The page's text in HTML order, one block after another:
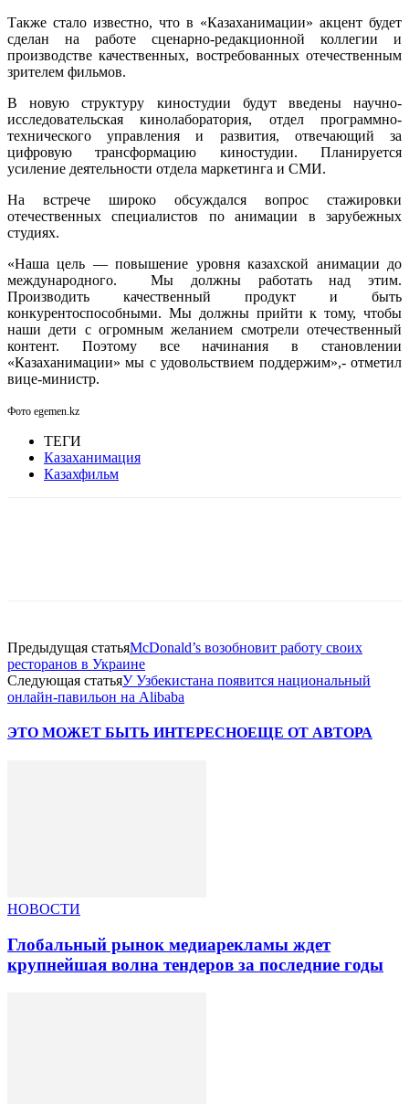
Также стало известно, что в «Казаханимации» акцент будет
сделан на работе сценарно-редакционной коллегии и
производстве качественных, востребованных отечественным
зрителем фильмов.
В новую структуру киностудии будут введены научно-
исследовательская кинолаборатория, отдел программно-
технического управления и развития, отвечающий за
цифровую трансформацию киностудии. Планируется
усиление деятельности отдела маркетинга и СМИ.
На встрече широко обсуждался вопрос стажировки
отечественных специалистов по анимации в зарубежных
студиях.
«Наша цель — повышение уровня казахской анимации до
международного. Мы должны работать над этим.
Производить качественный продукт и быть
конкурентоспособными. Мы должны прийти к тому, чтобы
наши дети с огромным желанием смотрели отечественный
контент. Поэтому все начинания в становлении
«Казаханимации» мы с удовольствием поддержим»,- отметил
вице-министр.
Фото egemen.kz
ТЕГИ
Казаханимация
Казахфильм
Предыдущая статьяMcDonald’s возобновит работу своих
ресторанов в Украине
Следующая статьяУ Узбекистана появится национальный
онлайн-павильон на Alibaba
ЭТО МОЖЕТ БЫТЬ ИНТЕРЕСНОЕЩЕ ОТ АВТОРА
НОВОСТИ
Глобальный рынок медиарекламы ждет
крупнейшая волна тендеров за последние годы